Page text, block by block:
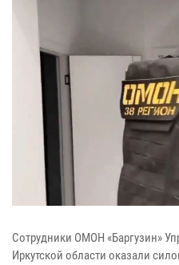
Сотрудники ОМОН «Баргузин»
Иркутской области оказали